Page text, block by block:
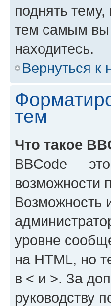
поднять тему,
тем самым вы
находитесь.
Вернуться к
тем
Что такое
BBCode —
возможности
Возможность
уровне
на HTML, но
в < и >. За
руководству